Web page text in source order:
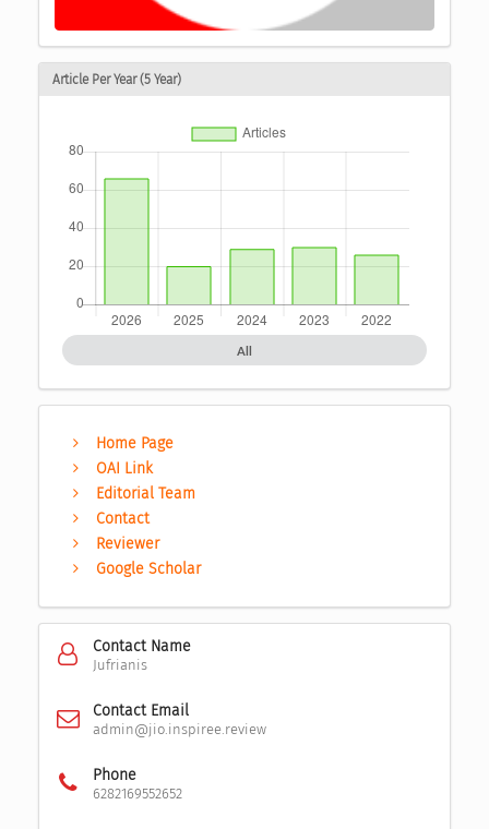
Article Per Year (5 Year)
All
Home Page
OAI Link
Editorial Team
Contact
Reviewer
Google Scholar
Contact Name
Jufrianis
Contact Email
admin@jio.inspiree.review
Phone
6282169552652